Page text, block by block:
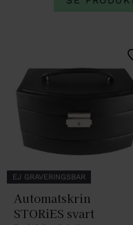
EJ GRAVERINGSBAR
Automatskrin
STORiES svart